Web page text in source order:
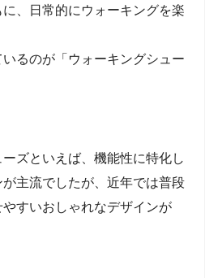
、日常的にウォーキングを楽
るのが「ウォーキングシュー
ズといえば、機能性に特化し
主流でしたが、近年では普段
すいおしゃれなデザインが